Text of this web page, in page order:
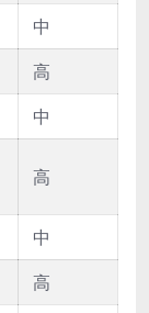
中
高
中
高
中
高